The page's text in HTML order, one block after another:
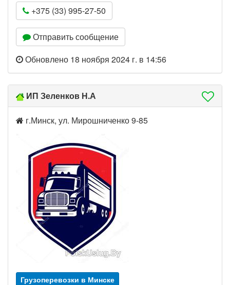
+375 (33) 995-27-50
Отправить сообщение
Обновлено 18 ноября 2024 г. в 14:56
ИП Зеленков Н.А
г.Минск, ул. Мирошниченко 9-85
Грузоперевозки в Минске